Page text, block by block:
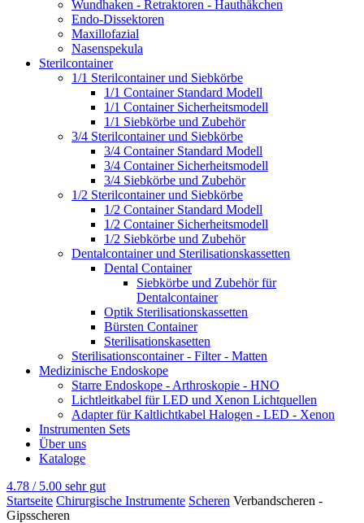
Wundhaken - Retraktoren - Hauthäkchen
Endo-Dissektoren
Maxillofazial
Nasenspekula
Sterilcontainer
1/1 Sterilcontainer und Siebkörbe
1/1 Container Standard Modell
1/1 Container Sicherheitsmodell
1/1 Siebkörbe und Zubehör
3/4 Sterilcontainer und Siebkörbe
3/4 Container Standard Modell
3/4 Container Sicherheitsmodell
3/4 Siebkörbe und Zubehör
1/2 Sterilcontainer und Siebkörbe
1/2 Container Standard Modell
1/2 Container Sicherheitsmodell
1/2 Siebkörbe und Zubehör
Dentalcontainer und Sterilisationskassetten
Dental Container
Siebkörbe und Zubehör für
Dentalcontainer
Optik Sterilisationskassetten
Bürsten Container
Sterilisationskasetten
Sterilisationscontainer - Filter - Matten
Medizinische Endoskope
Starre Endoskope - Arthroskopie - HNO
Lichtleitkabel für LED und Xenon Lichtquellen
Adapter für Kaltlichtkabel Halogen - LED - Xenon
Instrumenten Sets
Über uns
Kataloge
4.78 / 5.00 sehr gut
Startseite Chirurgische Instrumente Scheren Verbandscheren -
Gipsscheren